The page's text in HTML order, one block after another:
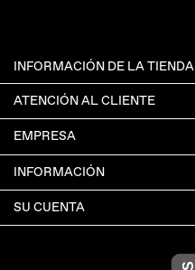
INFORMACIÓN DE LA TIENDA
ATENCIÓN AL CLIENTE
EMPRESA
INFORMACIÓN
SU CUENTA